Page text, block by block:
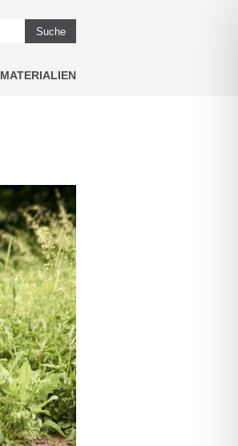
Suche
MATERIALIEN